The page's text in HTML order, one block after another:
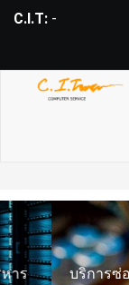
Skip
C.I.T: COMPUTER
บริการซ่อมคอม